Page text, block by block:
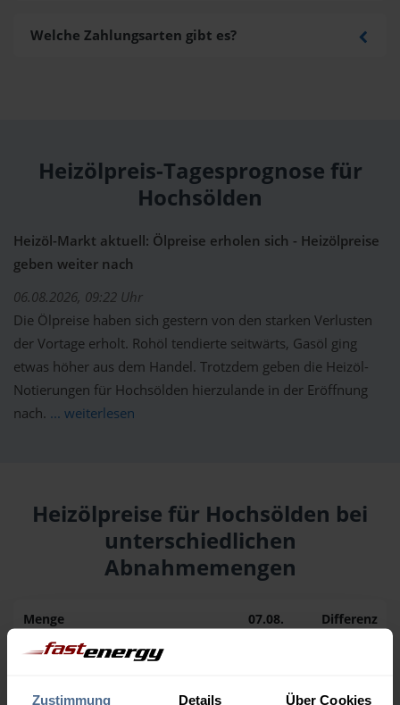
Zustimmung Details Über Cookies
Welche Zahlungsarten gibt es?
Heizölpreis-Tagesprognose für
Hochsölden
Heizöl-Markt aktuell: Ölpreise erholen sich - Heizölpreise
geben weiter nach
06.08.2026, 09:22 Uhr
Die Ölpreise haben sich gestern von den starken Verlusten
der Vortage erholt. Rohöl tendierte seitwärts, Gasöl ging
etwas höher aus dem Handel. Trotzdem geben die Heizöl-
Notierungen für Hochsölden hierzulande in der Eröffnung
nach. ... weiterlesen
Heizölpreise für Hochsölden bei
unterschiedlichen
Abnahmemengen
Menge
07.08.
Differenz